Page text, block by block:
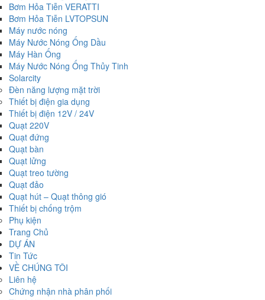
Bơm Hỏa Tiễn VERATTI
Bơm Hỏa Tiễn LVTOPSUN
Máy nước nóng
Máy Nước Nóng Ống Dầu
Máy Hàn Ống
Máy Nước Nóng Ống Thủy Tinh
Solarcity
Đèn năng lượng mặt trời
Thiết bị điện gia dụng
Thiết bị điện 12V / 24V
Quạt 220V
Quạt đứng
Quạt bàn
Quạt lửng
Quạt treo tường
Quạt đảo
Quạt hút – Quạt thông gió
Thiết bị chống trộm
Phụ kiện
Trang Chủ
DỰ ÁN
Tin Tức
VỀ CHÚNG TÔI
Liên hệ
Chứng nhận nhà phân phối